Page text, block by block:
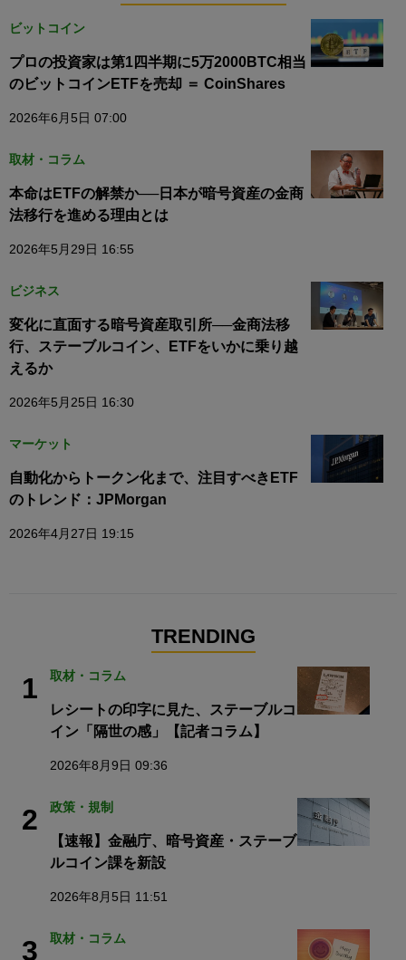
ビットコイン
プロの投資家は第1四半期に5万2000BTC相当
のビットコインETFを売却 ＝ CoinShares
2026年6月5日 07:00
取材・コラム
本命はETFの解禁か──日本が暗号資産の金商
法移行を進める理由とは
2026年5月29日 16:55
ビジネス
変化に直面する暗号資産取引所──金商法移
行、ステーブルコイン、ETFをいかに乗り越
えるか
2026年5月25日 16:30
マーケット
自動化からトークン化まで、注目すべきETF
のトレンド：JPMorgan
2026年4月27日 19:15
TRENDING
1 取材・コラム
レシートの印字に見た、ステーブルコ
イン「隔世の感」【記者コラム】
2026年8月9日 09:36
2 政策・規制
【速報】金融庁、暗号資産・ステーブ
ルコイン課を新設
2026年8月5日 11:51
3 取材・コラム